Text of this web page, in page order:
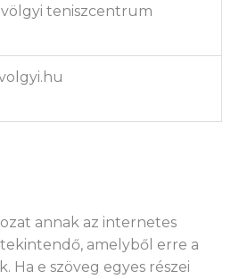
teniszcentrum
annak az internetes
amelyből erre a
Ha e szöveg egyes részei